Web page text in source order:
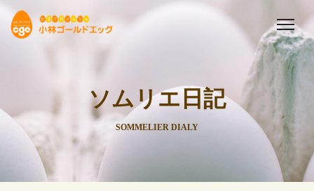
ソムリエ日記
SOMMELIER DIALY